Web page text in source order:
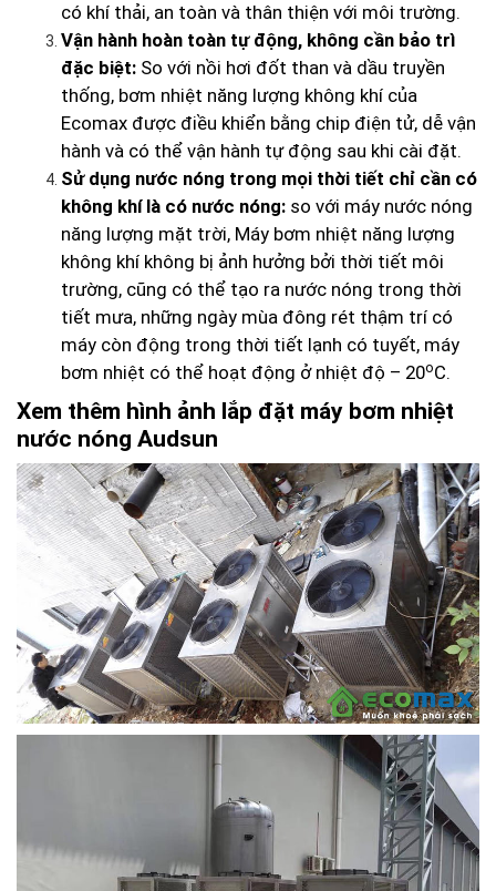
có khí thải, an toàn và thân thiện với môi trường.
Vận hành hoàn toàn tự động, không cần bảo trì
đặc biệt: So với nồi hơi đốt than và dầu truyền
thống, bơm nhiệt năng lượng không khí của
Ecomax được điều khiển bằng chip điện tử, dễ vận
hành và có thể vận hành tự động sau khi cài đặt.
Sử dụng nước nóng trong mọi thời tiết chỉ cần có
không khí là có nước nóng: so với máy nước nóng
năng lượng mặt trời, Máy bơm nhiệt năng lượng
không khí không bị ảnh hưởng bởi thời tiết môi
trường, cũng có thể tạo ra nước nóng trong thời
tiết mưa, những ngày mùa đông rét thậm trí có
máy còn động trong thời tiết lạnh có tuyết, máy
bơm nhiệt có thể hoạt động ở nhiệt độ – 20oC.
Xem thêm hình ảnh lắp đặt máy bơm nhiệt
nước nóng Audsun